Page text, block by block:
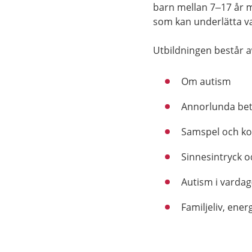
barn mellan 7–17 år
som kan underlätta
Utbildningen består
Om autism
Annorlunda
Samspel och
Sinnesintryck
Autism i
Familjeliv,